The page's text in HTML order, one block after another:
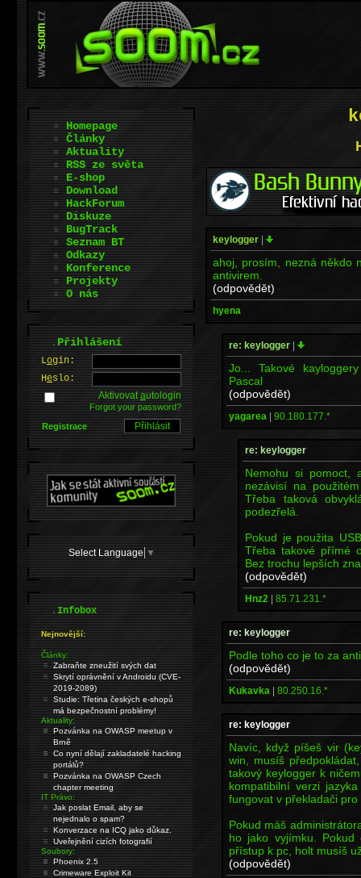
keylogger |
ahoj, prosím, nezná někdo
antivirem.
(odpovědět)
hyena
re: keylogger |
Jo... Takové
Pascal
(odpovědět)
yagarea | 90.180.177.*
re: keylogger
Nemohu si pomoct,
nezávisí na
Třeba taková
podezřelá.
Pokud je použita
Třeba takové přímé
Bez trochu lepších
(odpovědět)
Hnz2 | 85.71.231.*
re: keylogger
Podle toho co je to za
(odpovědět)
Kukavka | 80.250.16.*
re: keylogger
Navíc, když píšeš vir
win, musíš
takový keylogger k
kompatibilní verzi
fungovat v překladači pro
Pokud máš
ho jako vyjímku. Pokud
přístup k pc, holt musíš
(odpovědět)
Homepage
Články
Aktuality
RSS ze světa
E-shop
Download
HackForum
Diskuze
BugTrack
Seznam BT
Odkazy
Konference
Projekty
O nás
.Přihlášení
Login:
Heslo:
Aktivovatautologin
Forgot your password?
Registrace
Select Language ▼
.Infobox
Nejnovější:
Články:
Zabraňte zneužití svých dat
Skrytí oprávnění v Androidu (CVE-
2019-2089)
Studie: Třetina českých e-shopů
má bezpečnostní problémy!
Aktuality:
Pozvánka na OWASP meetup v
Brně
Co nyní dělají zakladatelé hacking
portálů?
Pozvánka na OWASP Czech
chapter meeting
IT Právo:
Jak poslat Email, aby se
nejednalo o spam?
Konverzace na ICQ jako důkaz.
Uveřejnění cizích fotografií
Soubory:
Phoenix 2.5
Crimeware Exploit Kit